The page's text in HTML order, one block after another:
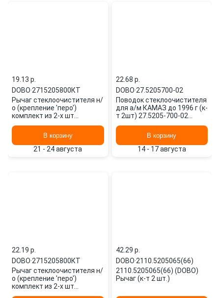
19.13 p.
DOBO·2715205800КТ
Рычаг стеклоочистителя н/
о (крепление 'перо')
комплект из 2-х шт
В корзину
21 - 24 августа
22.68 p.
DOBO·27.5205700-02
Поводок стеклоочистителя
для а/м КАМАЗ до 1996 г (к-
т 2шт) 27.5205-700-02
В корзину
14 - 17 августа
22.19 p.
DOBO·2715205800КТ
Рычаг стеклоочистителя н/
о (крепление 'перо')
комплект из 2-х шт
42.29 p.
DOBO·2110.5205065(66)
2110.5205065(66) (DOBO)
Рычаг (к-т 2 шт.)